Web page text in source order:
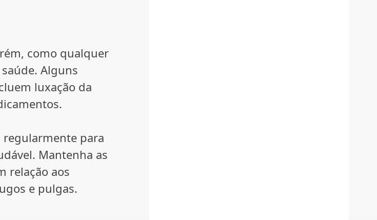
como qualquer
Alguns
luxação da
regularmente para
Mantenha as
relação aos
e pulgas.